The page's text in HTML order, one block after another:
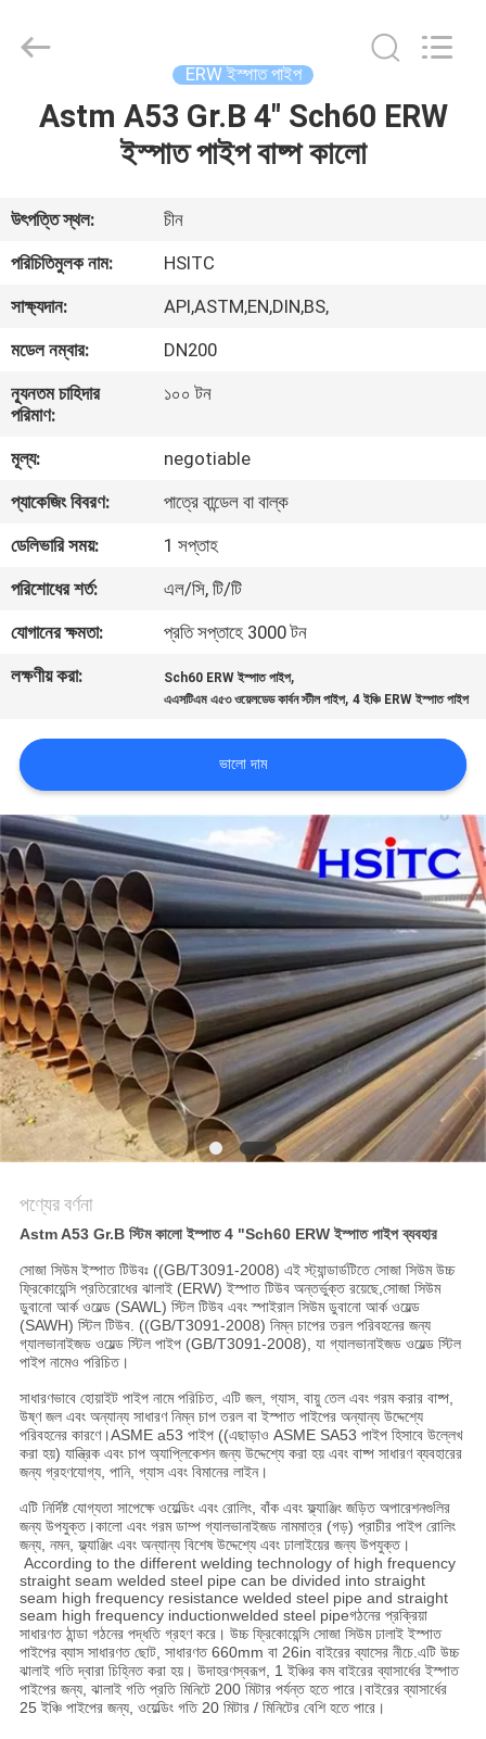
বাড়ি
আমাদের
সম্বন্ধে
কারখানা
পরিদর্শন
গুণমান
নিয়ন্ত্রণ
আমাদের
সাথে
যোগাযোগ
একটি
উদ্ধৃতি
অনুরোধ
করুন
সাইট
ম্যাপ
গোপনীয়তা
নীতি
Trade
Co.,Ltd.
Reserved.
Developed
ERW ইস্পাত পাইপ
Astm A53 Gr.B 4" Sch60 ERW
ইস্পাত পাইপ বাষ্প কালো
উৎপত্তি স্থল:
চীন
পরিচিতিমুলক নাম:
HSITC
সাক্ষ্যদান:
API,ASTM,EN,DIN,BS,
মডেল নম্বার:
DN200
ন্যূনতম চাহিদার
পরিমাণ:
১০০ টন
মূল্য:
negotiable
প্যাকেজিং বিবরণ:
পাত্রে বান্ডেল বা বাল্ক
ডেলিভারি সময়:
1 সপ্তাহ
পরিশোধের শর্ত:
এল/সি, টি/টি
যোগানের ক্ষমতা:
প্রতি সপ্তাহে 3000 টন
লক্ষণীয় করা:
Sch60 ERW ইস্পাত পাইপ,
এএসটিএম এ৫৩ ওয়েলডেড কার্বন স্টীল পাইপ,4 ইঞ্চি ERW ইস্পাত পাইপ
ভালো দাম
পণ্যের বর্ণনা
Astm A53 Gr.B স্টিম কালো ইস্পাত 4 "Sch60 ERW ইস্পাত পাইপ ব্যবহার
সোজা সিউম ইস্পাত টিউবঃ ((GB/T3091-2008) এই স্ট্যান্ডার্ডটিতে সোজা সিউম উচ্চ
ফ্রিকোয়েন্সি প্রতিরোধের ঝালাই (ERW) ইস্পাত টিউব অন্তর্ভুক্ত রয়েছে,সোজা সিউম
ডুবানো আর্ক ওয়েল্ড (SAWL) স্টিল টিউব এবং স্পাইরাল সিউম ডুবানো আর্ক ওয়েল্ড
(SAWH) স্টিল টিউব. ((GB/T3091-2008) নিম্ন চাপের তরল পরিবহনের জন্য
গ্যালভানাইজড ওয়েল্ড স্টিল পাইপ (GB/T3091-2008), যা গ্যালভানাইজড ওয়েল্ড স্টিল
পাইপ নামেও পরিচিত।
সাধারণভাবে হোয়াইট পাইপ নামে পরিচিত, এটি জল, গ্যাস, বায়ু তেল এবং গরম করার বাষ্প,
উষ্ণ জল এবং অন্যান্য সাধারণ নিম্ন চাপ তরল বা ইস্পাত পাইপের অন্যান্য উদ্দেশ্যে
পরিবহনের কারণে।ASME a53 পাইপ ((এছাড়াও ASME SA53 পাইপ হিসাবে উল্লেখ
করা হয়) যান্ত্রিক এবং চাপ অ্যাপ্লিকেশন জন্য উদ্দেশ্যে করা হয় এবং বাষ্প সাধারণ ব্যবহারের
জন্য গ্রহণযোগ্য, পানি, গ্যাস এবং বিমানের লাইন।
এটি নির্দিষ্ট যোগ্যতা সাপেক্ষে ওয়েল্ডিং এবং রোলিং, বাঁক এবং ফ্ল্যাঞ্জিং জড়িত অপারেশনগুলির
জন্য উপযুক্ত।কালো এবং গরম ডাম্প গ্যালভানাইজড নামমাত্র (গড়) প্রাচীর পাইপ রোলিং
জন্য, নমন, ফ্ল্যাঞ্জিং এবং অন্যান্য বিশেষ উদ্দেশ্যে এবং ঢালাইয়ের জন্য উপযুক্ত।
According to the different welding technology of high frequency
straight seam welded steel pipe can be divided into straight
seam high frequency resistance welded steel pipe and straight
seam high frequency inductionwelded steel pipeগঠনের প্রক্রিয়া
সাধারণত ঠান্ডা গঠনের পদ্ধতি গ্রহণ করে। উচ্চ ফ্রিকোয়েন্সি সোজা সিউম ঢালাই ইস্পাত
পাইপের ব্যাস সাধারণত ছোট, সাধারণত 660mm বা 26in বাইরের ব্যাসের নীচে.এটি উচ্চ
ঝালাই গতি দ্বারা চিহ্নিত করা হয়। উদাহরণস্বরূপ, 1 ইঞ্চির কম বাইরের ব্যাসার্ধের ইস্পাত
পাইপের জন্য, ঝালাই গতি প্রতি মিনিটে 200 মিটার পর্যন্ত হতে পারে।বাইরের ব্যাসার্ধের
25 ইঞ্চি পাইপের জন্য, ওয়েল্ডিং গতি 20 মিটার / মিনিটের বেশি হতে পারে।